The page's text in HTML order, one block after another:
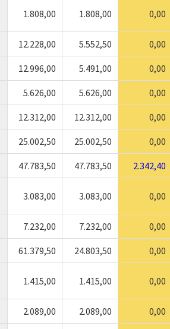
1.808,00 1.808,00 0,00
12.228,00 5.552,50 0,00
12.996,00 5.491,00 0,00
5.626,00 5.626,00 0,00
12.312,00 12.312,00 0,00
25.002,50 25.002,50 0,00
47.783,50 47.783,50 2.342,40
3.083,00 3.083,00 0,00
7.232,00 7.232,00 0,00
61.379,50 24.803,50 0,00
1.415,00 1.415,00 0,00
2.089,00 2.089,00 0,00